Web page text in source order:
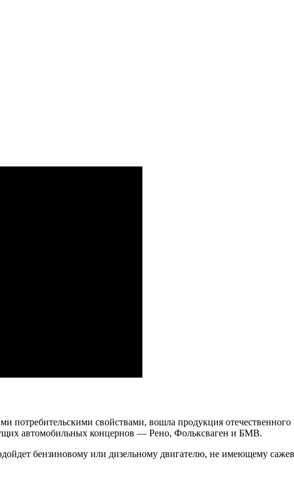
потребительскими свойствами, вошла продукция
автомобильных концернов — Рено, Фольксваген и БМВ.
бензиновому или дизельному двигателю, не имеющему